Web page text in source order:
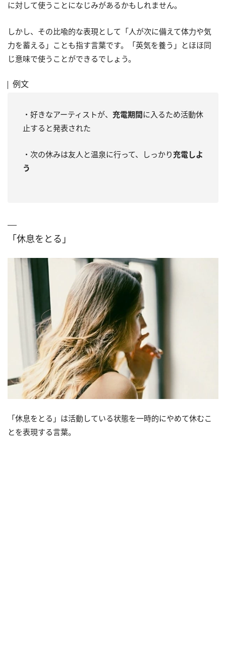
に対して使うことになじみがあるかもしれません。
しかし、その比喩的な表現として「人が次に備えて体力や気
力を蓄える」ことも指す言葉です。「英気を養う」とほほ同
じ意味で使うことができるでしょう。
例文
・好きなアーティストが、 充電期間に入るため活動休
止すると発表された
・次の休みは友人と温泉に行って、しっかり 充電しよ
う
「休息をとる」
「休息をとる」は活動している状態を一時的にやめて休むこ
とを表現する言葉。